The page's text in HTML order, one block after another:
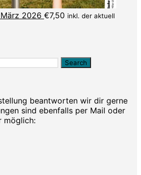
2026 €7,50 inkl. der aktuell
beantworten wir dir gerne
sind ebenfalls per Mail oder
möglich: